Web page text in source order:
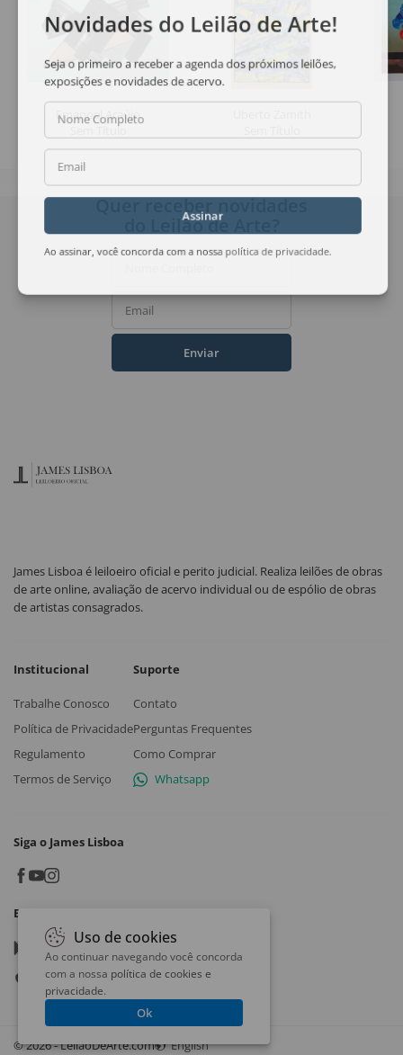
Emanoel Araújo
Sem Título
Novidades do Leilão de Arte!
Seja o primeiro a receber a agenda dos próximos leilões,
exposições e novidades de acervo.
Nome Completo
Email
Assinar
Ao assinar, você concorda com a nossa política de privacidade
Quer receber novidades
do Leilão de Arte?
Email
Enviar
James Lisboa é leiloeiro oficial e perito judicial. Realiza leilões de obras
de arte online, avaliação de acervo individual ou de espólio de obras
de artistas consagrados.
Institucional
Trabalhe Conosco
Política de Privacidade
Regulamento
Termos de Serviço
Suporte
Contato
Perguntas Frequentes
Como Comprar
Whatsapp
Siga o James Lisboa
Baixe o App
Google play
App store
© 2026 - LeilaoDeArte.com English
Uso de cookies
Ao continuar navegando você concorda
com a nossa política de cookies e
privacidade.
Ok